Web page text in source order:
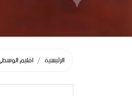
الرئيسية اقليم